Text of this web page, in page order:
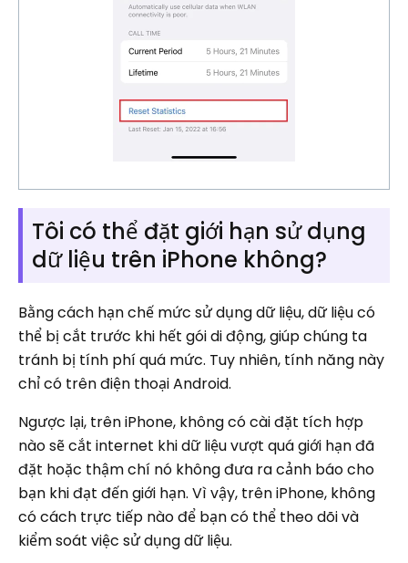
Tôi có thể đặt giới hạn sử dụng
dữ liệu trên iPhone không?
Bằng cách hạn chế mức sử dụng dữ liệu, dữ liệu có
thể bị cắt trước khi hết gói di động, giúp chúng ta
tránh bị tính phí quá mức. Tuy nhiên, tính năng này
chỉ có trên điện thoại Android.
Ngược lại, trên iPhone, không có cài đặt tích hợp
nào sẽ cắt internet khi dữ liệu vượt quá giới hạn đã
đặt hoặc thậm chí nó không đưa ra cảnh báo cho
bạn khi đạt đến giới hạn. Vì vậy, trên iPhone, không
có cách trực tiếp nào để bạn có thể theo dõi và
kiểm soát việc sử dụng dữ liệu.